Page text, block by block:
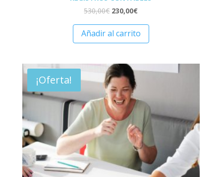
530,00€ 230,00€
Añadir al carrito
¡Oferta!